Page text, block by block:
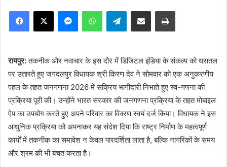
Facebook
X MessengerWhatsAppTelegramShare via Email Print
रायपुर:तकनीक और नवाचार के इस दौर में डिजिटल इंडिया के संकल्प को धरातल
पर उतारते हुए जगदलपुर विधायक श्री किरण देव ने सोमवार को एक अनुकरणीय
पहल के तहत जनगणना 2026 में सक्रिय भागीदारी निभाते हुए स्व-गणना की
प्रक्रिया पूरी की। उन्होंने भारत सरकार की जनगणना प्रक्रिया के तहत मोबाइल
ऐप का उपयोग करते हुए अपने परिवार का विवरण स्वयं दर्ज किया। विधायक ने इस
आधुनिक प्रक्रिया को अपनाकर यह संदेश दिया कि राष्ट्र निर्माण के महत्वपूर्ण
कार्यों में तकनीक का समावेश न केवल पारदर्शिता लाता है, बल्कि नागरिकों के समय
और श्रम की भी बचत करता है।